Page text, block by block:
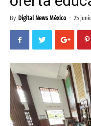
By Digital News México - 25